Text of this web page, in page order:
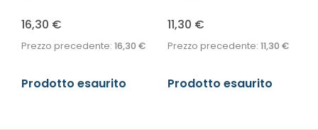
16,30 €
Prezzo precedente: 16,30 €
Prodotto esaurito
11,30 €
Prezzo precedente: 11,30 €
Prodotto esaurito